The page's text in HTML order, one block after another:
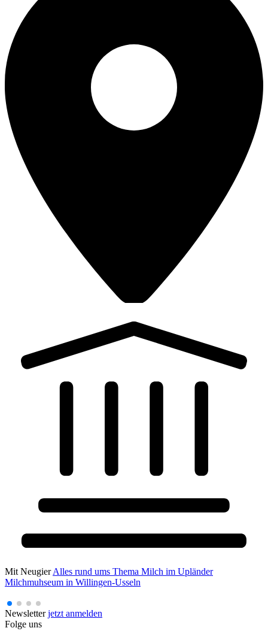
Mit NeugierAlles rund ums Thema Milch im Upländer
Milchmuhseum in Willingen-Usseln
Newsletterjetzt anmelden
Folge uns